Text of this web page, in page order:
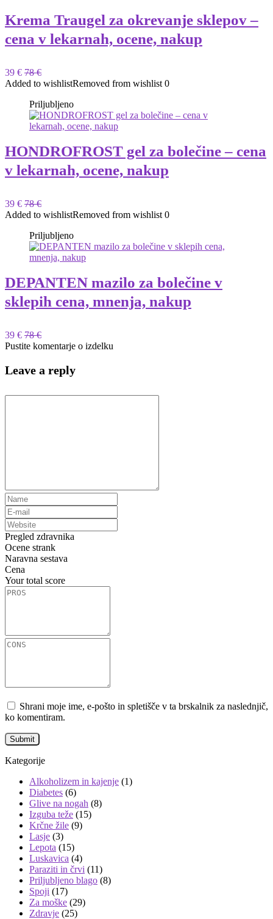
Krema Traugel za okrevanje sklepov –
cena v lekarnah, ocene, nakup
39 € 78 €
Added to wishlistRemoved from wishlist 0
Priljubljeno
HONDROFROST gel za bolečine – cena
v lekarnah, ocene, nakup
39 € 78 €
Added to wishlistRemoved from wishlist 0
Priljubljeno
DEPANTEN mazilo za bolečine v
sklepih cena, mnenja, nakup
39 € 78 €
Pustite komentarje o izdelku
Leave a reply
Pregled zdravnika
Ocene strank
Naravna sestava
Cena
Your total score
Shrani moje ime, e-pošto in spletišče v ta brskalnik za naslednjič,
ko komentiram.
Kategorije
Alkoholizem in kajenje (1)
Diabetes (6)
Glive na nogah (8)
Izguba teže (15)
Krčne žile (9)
Lasje (3)
Lepota (15)
Luskavica (4)
Paraziti in črvi (11)
Priljubljeno blago (8)
Spoji (17)
Za moške (29)
Zdravje (25)